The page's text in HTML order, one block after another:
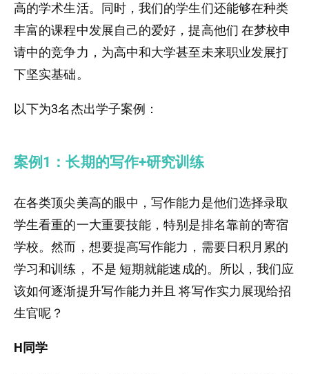
高的学术生活。同时，我们的学生们还能够在种类
丰富的课程中发展自己的爱好，提高他们 在梦校申
请中的竞争力，为高中和大学甚至未来职业发展打
下坚实基础。
以下为3名杰出学子案例：
案例1：长期的写作+研究训练
在各类顶尖美高的眼中，写作能力是他们选择录取
学生看重的一大重要技能，特别是排名靠前的寄宿
学校。然而，想要提高写作能力，需要日积月累的
学习和训练， 不是 短期就能速成的。所以，我们应
该如何逐渐提升写作能力并且 将写作实力展现给招
生官呢？
H同学